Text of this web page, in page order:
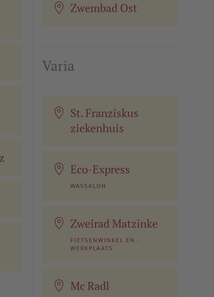
Zwembad Ost
Varia
St. Franziskus
ziekenhuis
Eco-Express
WASSALON
Zweirad Matzinke
FIETSENWINKEL EN -
WERKPLAATS
Mc Radl